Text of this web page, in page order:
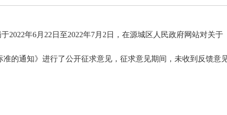
年6月22日至2022年7月2日，在源城区人民政府网站对关于
的通知》进行了公开征求意见，征求意见期间，未收到反馈意见